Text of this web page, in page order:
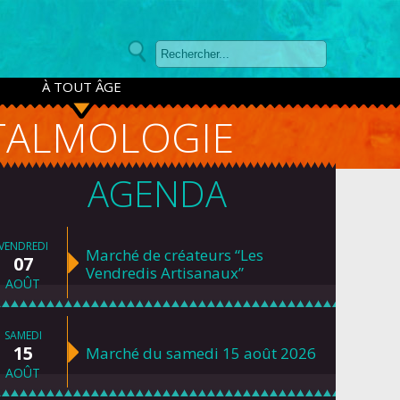
À TOUT ÂGE
AGENDA
07
AOÛT
Marché de créateurs “Les
Vendredis Artisanaux”
SAMEDI
15
AOÛT
Marché du samedi 15 août 2026